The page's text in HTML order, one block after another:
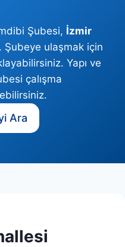
Şubesi, İzmir
ulaşmak için
Yapı ve
çalışma
Ara